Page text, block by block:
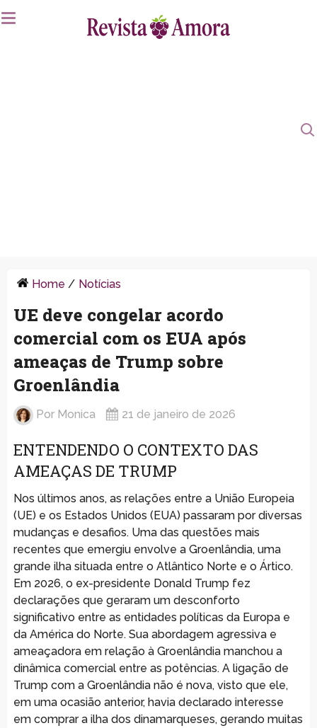
Home / Notícias
UE deve congelar acordo
comercial com os EUA após
ameaças de Trump sobre
Groenlândia
Por Monica 21 de janeiro de 2026
ENTENDENDO O CONTEXTO DAS
AMEAÇAS DE TRUMP
Nos últimos anos, as relações entre a União Europeia
(UE) e os Estados Unidos (EUA) passaram por diversas
mudanças e desafios. Uma das questões mais
recentes que emergiu envolve a Groenlândia, uma
grande ilha situada entre o Atlântico Norte e o Ártico.
Em 2026, o ex-presidente Donald Trump fez
declarações que geraram um desconforto
significativo entre as entidades políticas da Europa e
da América do Norte. Sua abordagem agressiva e
ameaçadora em relação à Groenlândia manchou a
dinâmica comercial entre as potências. A ligação de
Trump com a Groenlândia não é nova, visto que ele,
em uma ocasião anterior, havia declarado interesse
em comprar a ilha dos dinamarqueses, gerando muitas